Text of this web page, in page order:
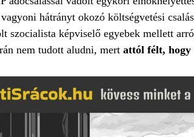
hátrányt okozó költségvetési
szocialista képviselő egyebek mellett
nem tudott aludni, mert attól félt, hogy